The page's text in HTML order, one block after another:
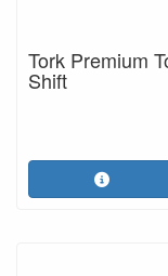
Tork Premium
Shift